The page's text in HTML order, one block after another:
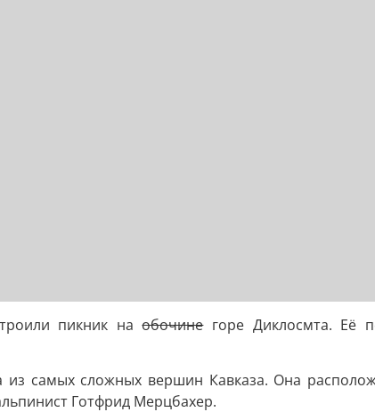
пикник наобочинегоре Диклосмта. Её
самых сложных вершин Кавказа. Она
Готфрид Мерцбахер.